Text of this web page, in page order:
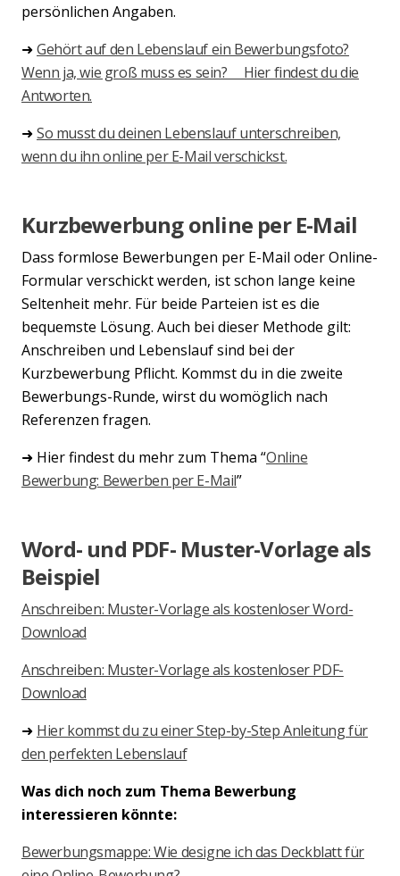
persönlichen Angaben.
➜Gehört auf den Lebenslauf ein Bewerbungsfoto?
Wenn ja, wie groß muss es sein? Hier findest du die
Antworten.
➜So musst du deinen Lebenslauf unterschreiben,
wenn du ihn online per E-Mail verschickst.
Kurzbewerbung online per E-Mail
Dass formlose Bewerbungen per E-Mail oder Online-
Formular verschickt werden, ist schon lange keine
Seltenheit mehr. Für beide Parteien ist es die
bequemste Lösung. Auch bei dieser Methode gilt:
Anschreiben und Lebenslauf sind bei der
Kurzbewerbung Pflicht. Kommst du in die zweite
Bewerbungs-Runde, wirst du womöglich nach
Referenzen fragen.
➜ Hier findest du mehr zum Thema “Online
Bewerbung: Bewerben per E-Mail”
Word- und PDF- Muster-Vorlage als
Beispiel
Anschreiben: Muster-Vorlage als kostenloser Word-
Download
Anschreiben: Muster-Vorlage als kostenloser PDF-
Download
➜ Hier kommst du zu einer Step-by-Step Anleitung für
den perfekten Lebenslauf
Was dich noch zum Thema Bewerbung
interessieren könnte:
Bewerbungsmappe: Wie designe ich das Deckblatt für